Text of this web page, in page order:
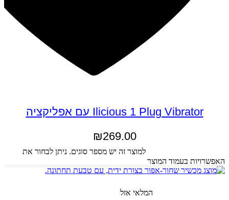
Ilicious 1 Plug Vibrator עם אפליקציה
₪269.00
למוצר זה יש מספר סוגים. ניתן לבחור את
האפשרויות בעמוד המוצר
המלאי אזל